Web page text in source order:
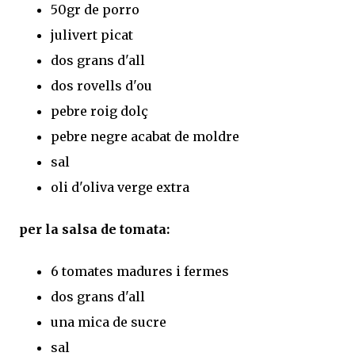
50gr de porro
julivert picat
dos grans d'all
dos rovells d'ou
pebre roig dolç
pebre negre acabat de moldre
sal
oli d'oliva verge extra
per la salsa de tomata:
6 tomates madures i fermes
dos grans d'all
una mica de sucre
sal